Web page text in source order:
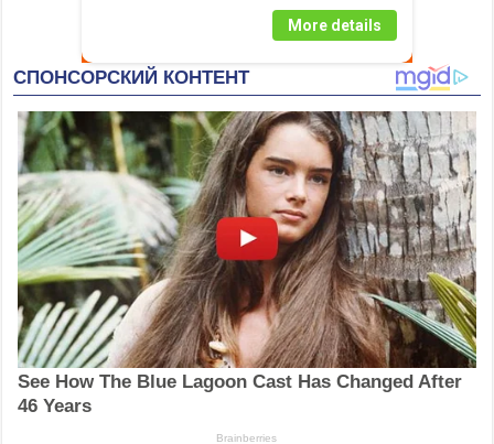
More details